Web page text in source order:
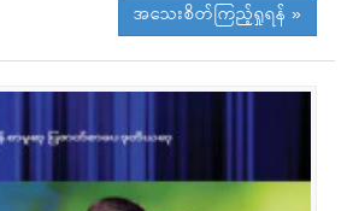
အသေးစိတ်ကြည့်ရှုရန် »